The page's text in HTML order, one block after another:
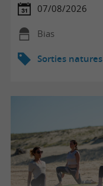
07/08/2026
Bias
Sorties natures